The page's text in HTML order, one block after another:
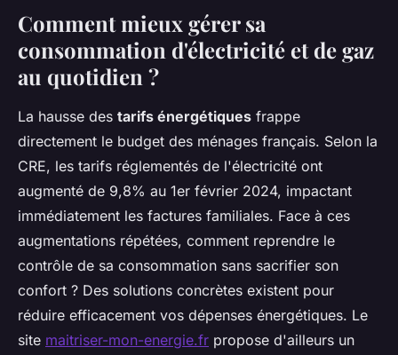
Réduisez vos factures : 5
astuces pour mieux gérer
l'énergie
Baptiste•25 décembre 2025 •7 min de lecture
Comment mieux gérer sa
consommation d'électricité et de gaz
au quotidien ?
La hausse des tarifs énergétiques frappe
directement le budget des ménages français. Selon la
CRE, les tarifs réglementés de l'électricité ont
augmenté de 9,8% au 1er février 2024, impactant
immédiatement les factures familiales. Face à ces
augmentations répétées, comment reprendre le
contrôle de sa consommation sans sacrifier son
confort ? Des solutions concrètes existent pour
réduire efficacement vos dépenses énergétiques. Le
site maitriser-mon-energie.fr propose d'ailleurs un